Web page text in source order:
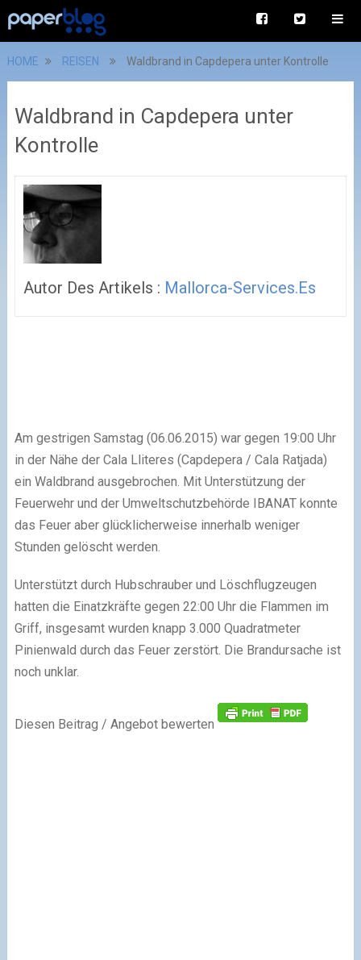
HOME REISEN Waldbrand in Capdepera unter Kontrolle
Waldbrand in Capdepera unter
Kontrolle
Autor Des Artikels : Mallorca-Services.es
Am gestrigen Samstag (06.06.2015) war gegen 19:00 Uhr
in der Nähe der Cala Lliteres (Capdepera / Cala Ratjada)
ein Waldbrand ausgebrochen. Mit Unterstützung der
Feuerwehr und der Umweltschutzbehörde IBANAT konnte
das Feuer aber glücklicherweise innerhalb weniger
Stunden gelöscht werden.
Unterstützt durch Hubschrauber und Löschflugzeugen
hatten die Einatzkräfte gegen 22:00 Uhr die Flammen im
Griff, insgesamt wurden knapp 3.000 Quadratmeter
Pinienwald durch das Feuer zerstört. Die Brandursache ist
noch unklar.
Diesen Beitrag / Angebot bewerten